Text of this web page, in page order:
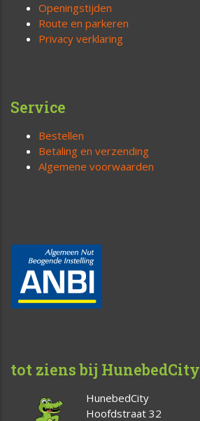
Openingstijden
Route en parkeren
Privacy verklaring
Service
Bestellen
Betaling en verzending
Algemene voorwaarden
tot ziens bij HunebedCity
HunebedCity
Hoofdstraat 32